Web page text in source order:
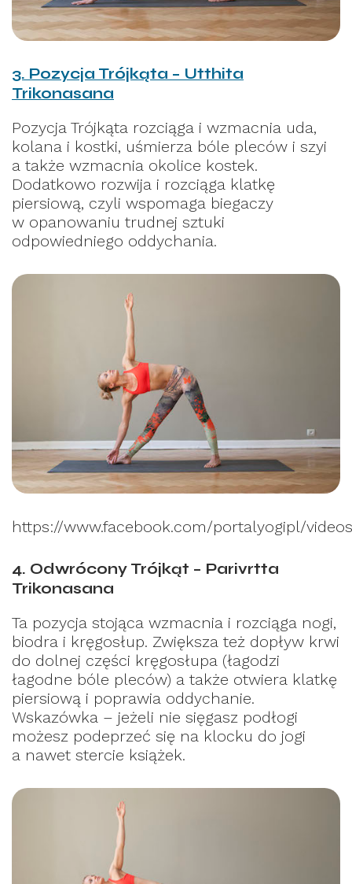
3. Pozycja Trójkąta – Utthita
Trikonasana
Pozycja Trójkąta rozciąga i wzmacnia uda,
kolana i kostki, uśmierza bóle pleców i szyi
a także wzmacnia okolice kostek.
Dodatkowo rozwija i rozciąga klatkę
piersiową, czyli wspomaga biegaczy
w opanowaniu trudnej sztuki
odpowiedniego oddychania.
https://www.facebook.com/portalyogipl/
4. Odwrócony Trójkąt – Parivrtta
Trikonasana
Ta pozycja stojąca wzmacnia i rozciąga nogi,
biodra i kręgosłup. Zwiększa też dopływ krwi
do dolnej części kręgosłupa (łagodzi
łagodne bóle pleców) a także otwiera klatkę
piersiową i poprawia oddychanie.
Wskazówka – jeżeli nie sięgasz podłogi
możesz podeprzeć się na klocku do jogi
a nawet stercie książek.